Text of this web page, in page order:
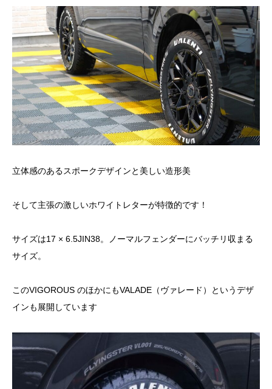
立体感のあるスポークデザインと美しい造形美
そして主張の激しいホワイトレターが特徴的です！
サイズは17 × 6.5JIN38。ノーマルフェンダーにバッチリ収まる
サイズ。
このVIGOROUS のほかにもVALADE（ヴァレード）というデザ
インも展開しています